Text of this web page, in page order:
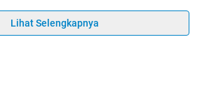
Lihat Selengkapnya